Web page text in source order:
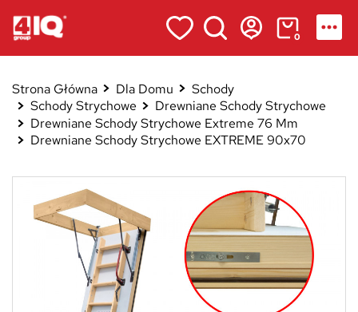
0
Strona Główna Dla Domu
Schody
Schody Strychowe
Drewniane Schody Strychowe
Drewniane Schody Strychowe Extreme 76 Mm
Drewniane Schody Strychowe EXTREME 90x70